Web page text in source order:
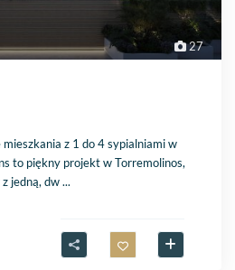
27
z 1 do 4 sypialniami w
to piękny projekt w Torremolinos,
z jedną, dw...